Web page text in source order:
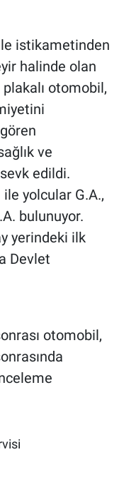
istikametinden
halinde olan
otomobil,
ve
edildi.
ile yolcular G.A.,
bulunuyor.
yerindeki ilk
Devlet
otomobil,